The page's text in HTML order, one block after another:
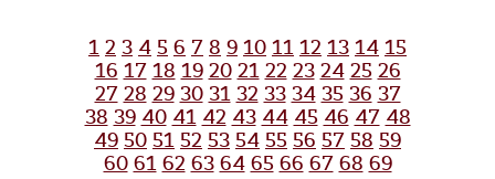
1 2 3 4 5 6 7 8 9 10 11 12 13 14 15
16 17 18 19 20 21 22 23 24 25 26
27 28 29 30 31 32 33 34 35 36 37
38 39 40 41 42 43 44 45 46 47 48
49 50 51 52 53 54 55 56 57 58 59
60 61 62 63 64 65 66 67 68 69